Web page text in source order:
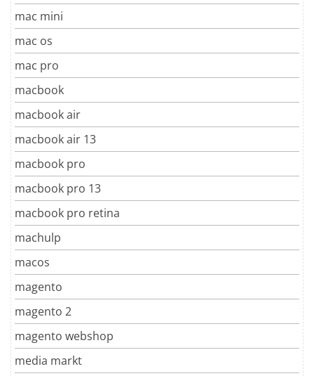
mac mini
mac os
mac pro
macbook
macbook air
macbook air 13
macbook pro
macbook pro 13
macbook pro retina
machulp
macos
magento
magento 2
magento webshop
media markt